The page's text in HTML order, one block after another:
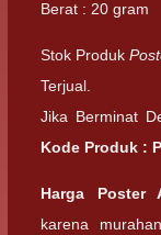
Berat : 20 gram
Stok Produk
Terjual.
Jika Berminat
Kode Produk :
Harga Poster
karena